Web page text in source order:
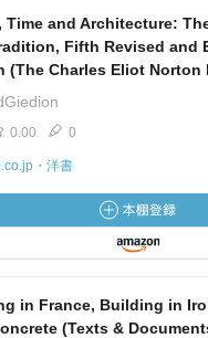
Time and Architecture:
Fifth Revised and
(The Charles Eliot Norton
0.00 0
・洋書
in France, Building in
(Texts &